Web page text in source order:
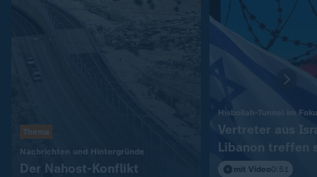
Thema
Nachrichten und Hintergründe
Der Nahost-Konflikt
Hisbollah-Tunnel im
Vertreter aus
Libanon treffen
in Rom
mit Video0:51